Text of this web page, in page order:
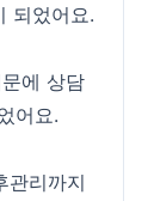
되었어요.
에 상담
어요.
관리까지